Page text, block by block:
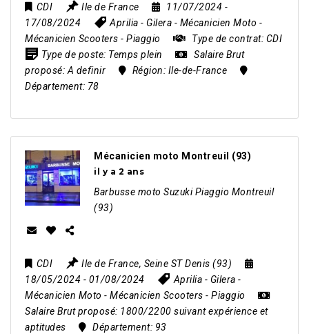
CDI Ile de France 11/07/2024 -
17/08/2024
Aprilia - Gilera - Mécanicien Moto -
Mécanicien Scooters - Piaggio Type de contrat: CDI
Type de poste: Temps plein
Salaire Brut
proposé: A definir Région: Ile-de-France
Département: 78
Mécanicien moto Montreuil (93)
il y a 2 ans
Barbusse moto Suzuki Piaggio Montreuil
(93)
CDI Ile de France, Seine ST Denis (93)
18/05/2024 - 01/08/2024 Aprilia - Gilera -
Mécanicien Moto - Mécanicien Scooters - Piaggio
Salaire Brut proposé: 1800/2200 suivant expérience et
aptitudes
Département: 93